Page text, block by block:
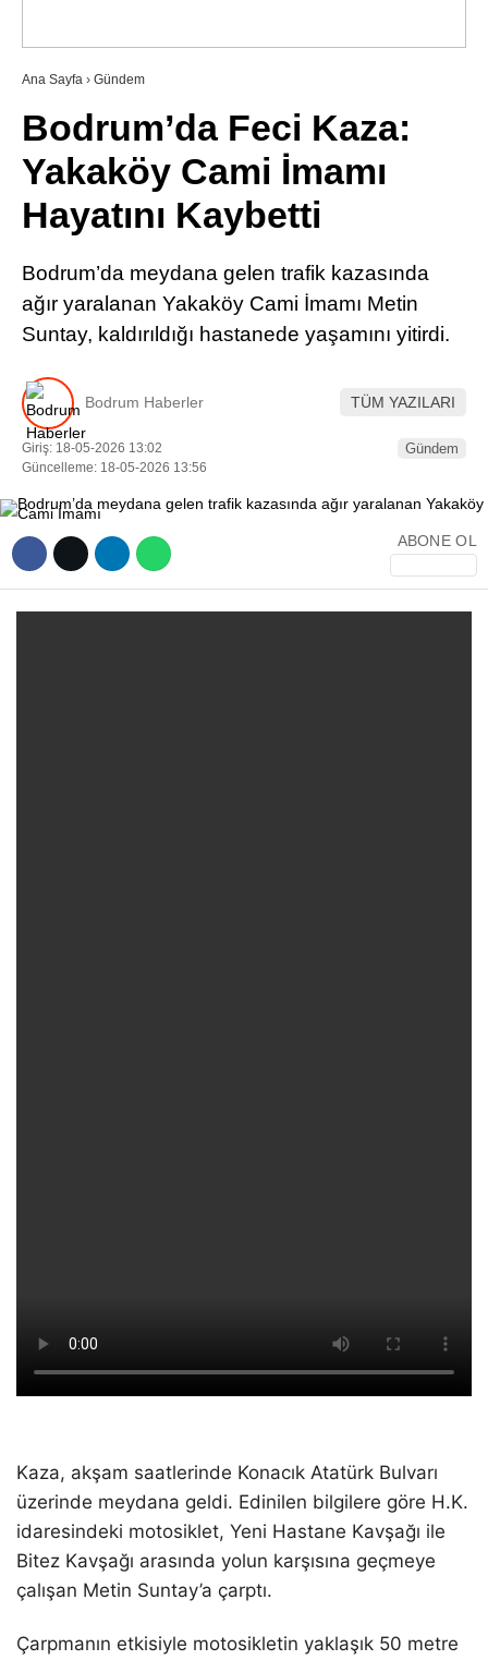
WhatsApp İhbar Hattı
Instagram
Youtube
Ana Sayfa › Gündem
Bodrum’da Feci Kaza:
Yakaköy Cami İmamı
Hayatını Kaybetti
Bodrum’da meydana gelen trafik kazasında
ağır yaralanan Yakaköy Cami İmamı Metin
Suntay, kaldırıldığı hastanede yaşamını yitirdi.
Bodrum Haberler TÜM YAZILARI
Giriş: 18-05-2026 13:02
Güncelleme: 18-05-2026 13:56
Gündem
ABONE OL
Kaza, akşam saatlerinde Konacık Atatürk Bulvarı
üzerinde meydana geldi. Edinilen bilgilere göre H.K.
idaresindeki motosiklet, Yeni Hastane Kavşağı ile
Bitez Kavşağı arasında yolun karşısına geçmeye
çalışan Metin Suntay’a çarptı.
Çarpmanın etkisiyle motosikletin yaklaşık 50 metre